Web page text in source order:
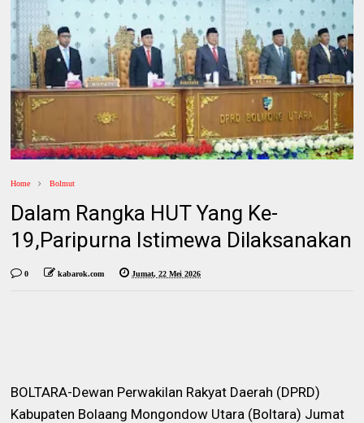
Home Bolmut
Dalam Rangka HUT Yang Ke-
19,Paripurna Istimewa Dilaksanakan
0 kabarok.com Jumat, 22 Mei 2026
BOLTARA-Dewan Perwakilan Rakyat Daerah (DPRD)
Kabupaten Bolaang Mongondow Utara (Boltara) Jumat